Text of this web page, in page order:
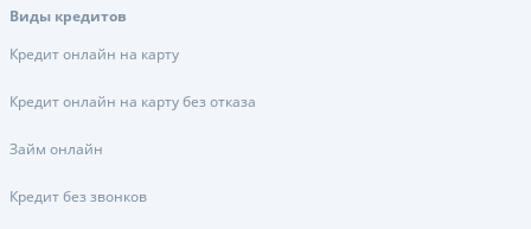
Виды кредитов
Кредит онлайн на карту
Кредит онлайн на карту без отказа
Займ онлайн
Кредит без звонков